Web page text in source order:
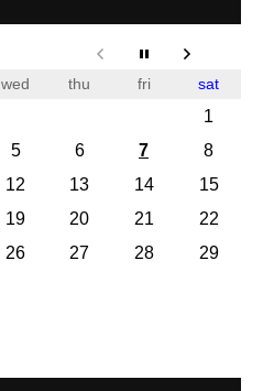
wed thu fri sat
1
5 6 7
8
12 13 14
15
19 20 21
22
26 27 28
29